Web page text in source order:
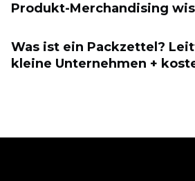
Produkt-Merchandising
Was ist ein Packzettel?
kleine Unternehmen +